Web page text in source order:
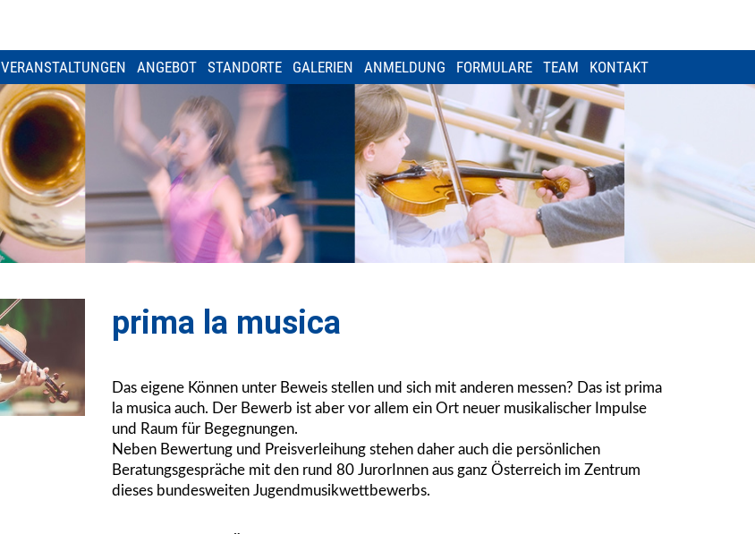
VERANSTALTUNGEN ANGEBOT STANDORTE GALERIEN ANMELDUNG FORMULARE TEAM KONTAKT
prima la musica
Das eigene Können unter Beweis stellen und sich mit anderen messen? Das ist prima
la musica auch. Der Bewerb ist aber vor allem ein Ort neuer musikalischer Impulse
und Raum für Begegnungen.
Neben Bewertung und Preisverleihung stehen daher auch die persönlichen
Beratungsgespräche mit den rund 80 JurorInnen aus ganz Österreich im Zentrum
dieses bundesweiten Jugendmusikwettbewerbs.